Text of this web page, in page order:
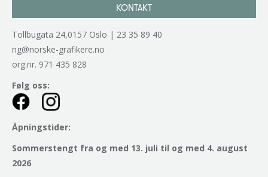
KONTAKT
Tollbugata 24,0157 Oslo | 23 35 89 40
ng@norske-grafikere.no
org.nr. 971 435 828
Følg oss:
Åpningstider:
Sommerstengt fra og med 13. juli til og med 4. august
2026